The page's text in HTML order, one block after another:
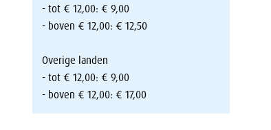
- tot € 12,00: € 9,00
- boven € 12,00: € 12,50
Overige landen
- tot € 12,00: € 9,00
- boven € 12,00: € 17,00